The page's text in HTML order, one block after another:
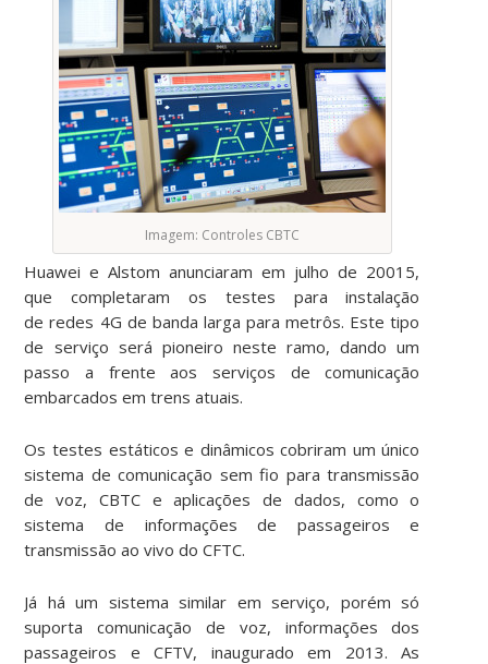
Imagem: Controles CBTC
Huawei e Alstom anunciaram em julho de 20015,
que completaram os testes para instalação
de redes 4G de banda larga para metrôs. Este tipo
de serviço será pioneiro neste ramo, dando um
passo a frente aos serviços de comunicação
embarcados em trens atuais.
Os testes estáticos e dinâmicos cobriram um único
sistema de comunicação sem fio para transmissão
de voz, CBTC e aplicações de dados, como o
sistema de informações de passageiros e
transmissão ao vivo do CFTC.
Já há um sistema similar em serviço, porém só
suporta comunicação de voz, informações dos
passageiros e CFTV, inaugurado em 2013. As